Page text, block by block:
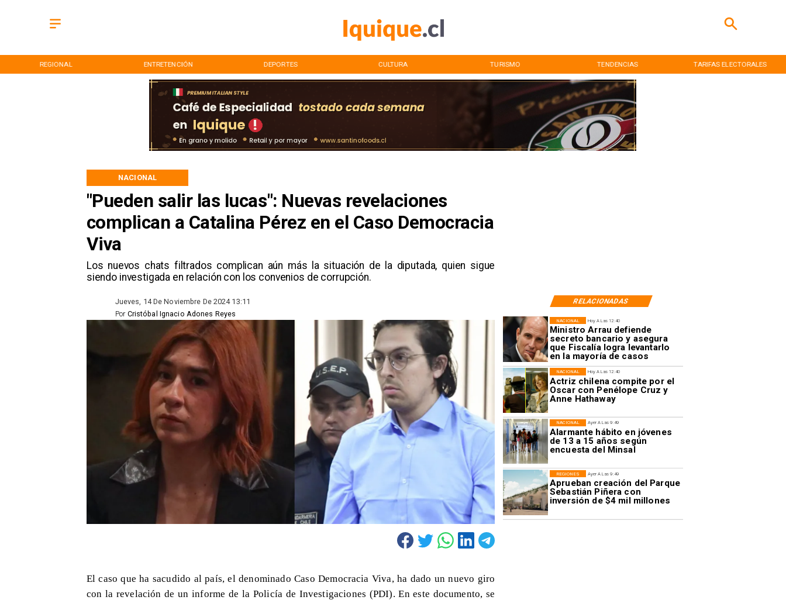
REGIONAL ENTRETENCIÓN DEPORTES CULTURA TURISMO TENDENCIAS TARIFAS ELECTORALES
"Pueden salir las lucas": Nuevas revelaciones
complican a Catalina Pérez en el Caso Democracia
Viva
Los nuevos chats filtrados complican aún más la situación de la diputada, quien sigue
siendo investigada en relación con los convenios de corrupción.
NACIONAL
RELACIONADAS
Jueves, 14 De Noviembre De 2024 13:11
Cristóbal Ignacio Adones Reyes
Por
Hoy A Las 12:40
Ministro Arrau defiende
secreto bancario y asegura
que Fiscalía logra levantarlo
en la mayoría de casos
NACIONAL
Hoy A Las 12:40
Actriz chilena compite por el
Oscar con Penélope Cruz y
Anne Hathaway
NACIONAL
Ayer A Las 9:49
Alarmante hábito en jóvenes
de 13 a 15 años según
encuesta del Minsal
NACIONAL
Ayer A Las 9:49
Aprueban creación del Parque
Sebastián Piñera con
inversión de $4 mil millones
REGIONES
El caso que ha sacudido al país, el denominado Caso Democracia Viva, ha dado un nuevo giro
con la revelación de un informe de la Policía de Investigaciones (PDI). En este documento, se